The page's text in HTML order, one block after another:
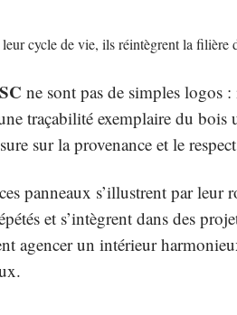
cycle de vie, ils réintègrent la filière
ne sont pas de simples logos
traçabilité exemplaire du
sur la provenance et le
panneaux s’illustrent par leur
et s’intègrent dans des
agencer un intérieur